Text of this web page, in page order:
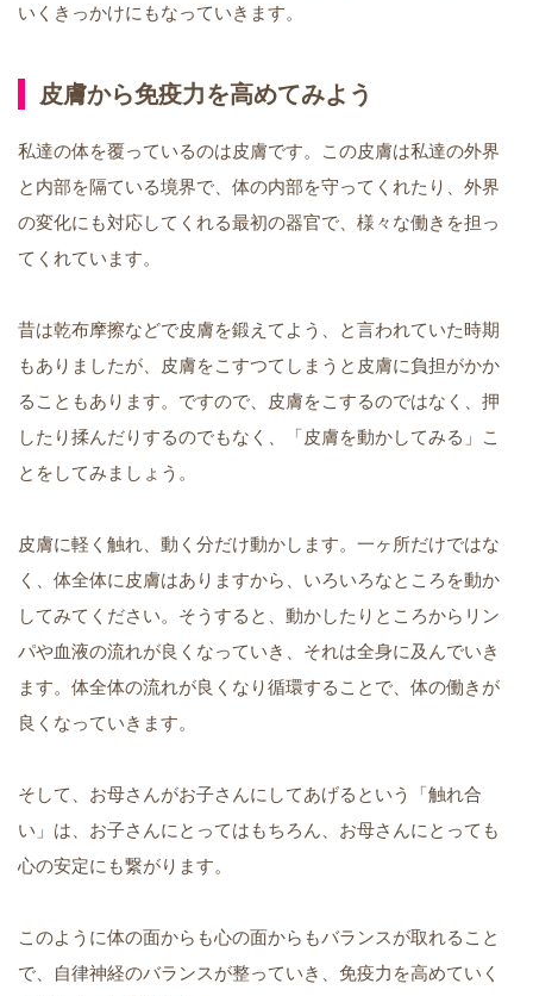
いくきっかけにもなっていきます。
皮膚から免疫力を高めてみよう
私達の体を覆っているのは皮膚です。この皮膚は私達の外界
と内部を隔ている境界で、体の内部を守ってくれたり、外界
の変化にも対応してくれる最初の器官で、様々な働きを担っ
てくれています。
昔は乾布摩擦などで皮膚を鍛えてよう、と言われていた時期
もありましたが、皮膚をこすつてしまうと皮膚に負担がかか
ることもあります。ですので、皮膚をこするのではなく、押
したり揉んだりするのでもなく、「皮膚を動かしてみる」こ
とをしてみましょう。
皮膚に軽く触れ、動く分だけ動かします。一ヶ所だけではな
く、体全体に皮膚はありますから、いろいろなところを動か
してみてください。そうすると、動かしたりところからリン
パや血液の流れが良くなっていき、それは全身に及んでいき
ます。体全体の流れが良くなり循環することで、体の働きが
良くなっていきます。
そして、お母さんがお子さんにしてあげるという「触れ合
い」は、お子さんにとってはもちろん、お母さんにとっても
心の安定にも繋がります。
このように体の面からも心の面からもバランスが取れること
で、自律神経のバランスが整っていき、免疫力を高めていく